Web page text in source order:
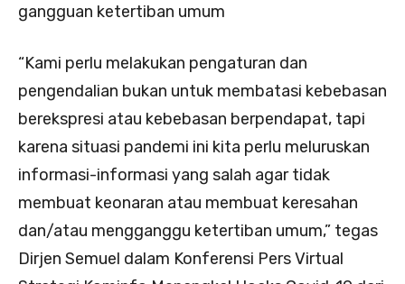
gangguan ketertiban umum
“Kami perlu melakukan pengaturan dan
pengendalian bukan untuk membatasi kebebasan
berekspresi atau kebebasan berpendapat, tapi
karena situasi pandemi ini kita perlu meluruskan
informasi-informasi yang salah agar tidak
membuat keonaran atau membuat keresahan
dan/atau mengganggu ketertiban umum,” tegas
Dirjen Semuel dalam Konferensi Pers Virtual